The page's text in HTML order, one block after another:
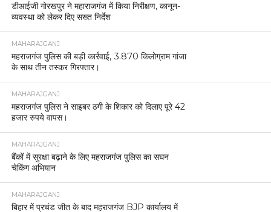
डीआईजी गोरखपुर ने महाराजगंज में किया निरीक्षण, कानून-
व्यवस्था को लेकर दिए सख्त निर्देश
MAHARAJGANJ
महराजगंज पुलिस की बड़ी कार्रवाई, 3.870 किलोग्राम गांजा
के साथ तीन तस्कर गिरफ्तार।
MAHARAJGANJ
महराजगंज पुलिस ने साइबर ठगी के शिकार को दिलाए पूरे 42
हजार रुपये वापस।
MAHARAJGANJ
बैंकों में सुरक्षा बढ़ाने के लिए महराजगंज पुलिस का सघन
चेकिंग अभियान
MAHARAJGANJ
बिहार में प्रचंड जीत के बाद महराजगंज BJP कार्यालय में